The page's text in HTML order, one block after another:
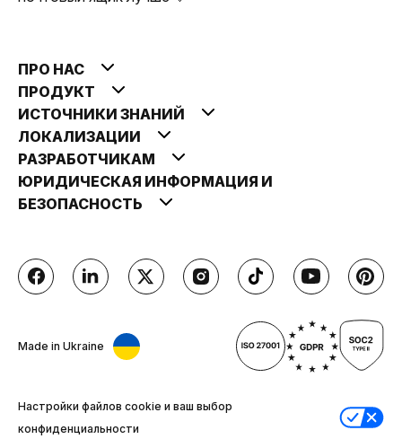
ПРО НАС
ПРОДУКТ
ИСТОЧНИКИ ЗНАНИЙ
ЛОКАЛИЗАЦИИ
РАЗРАБОТЧИКАМ
ЮРИДИЧЕСКАЯ ИНФОРМАЦИЯ И
БЕЗОПАСНОСТЬ
Made in Ukraine
Настройки файлов cookie и ваш выбор
конфиденциальности